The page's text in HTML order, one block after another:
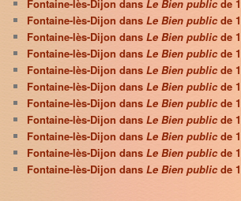
Fontaine-lès-Dijon dansLe Bien publicde
Fontaine-lès-Dijon dansLe Bien public de
Fontaine-lès-Dijon dansLe Bien publicde
Fontaine-lès-Dijon dansLe Bien publicde
Fontaine-lès-Dijon dansLe Bien public de
Fontaine-lès-Dijon dansLe Bien publicde
Fontaine-lès-Dijon dansLe Bien publicde
Fontaine-lès-Dijon dansLe Bien public de
Fontaine-lès-Dijon dansLe Bien publicde
Fontaine-lès-Dijon dansLe Bien publicde
Fontaine-lès-Dijon dansLe Bien public de